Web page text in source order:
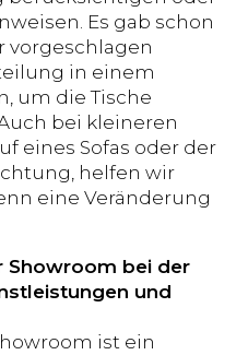
Es gab schon
vorgeschlagen
in einem
um die Tische
bei kleineren
eines Sofas oder der
helfen wir
eine Veränderung
Showroom bei der
und
ist ein